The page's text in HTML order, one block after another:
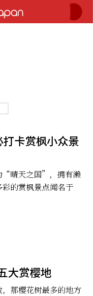
ภาษาไทย
日本語
卡赏枫小众景
“晴天之国”，拥有濑
的赏枫景点闻名于
大赏樱地
那樱花树最多的地方